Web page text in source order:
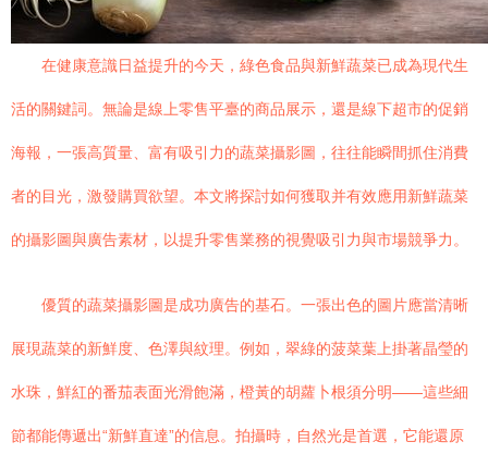
在健康意識日益提升的今天，綠色食品與新鮮蔬菜已成為現代生
活的關鍵詞。無論是線上零售平臺的商品展示，還是線下超市的促銷
海報，一張高質量、富有吸引力的蔬菜攝影圖，往往能瞬間抓住消費
者的目光，激發購買欲望。本文將探討如何獲取并有效應用新鮮蔬菜
的攝影圖與廣告素材，以提升零售業務的視覺吸引力與市場競爭力。
優質的蔬菜攝影圖是成功廣告的基石。一張出色的圖片應當清晰
展現蔬菜的新鮮度、色澤與紋理。例如，翠綠的菠菜葉上掛著晶瑩的
水珠，鮮紅的番茄表面光滑飽滿，橙黃的胡蘿卜根須分明——這些細
節都能傳遞出“新鮮直達”的信息。拍攝時，自然光是首選，它能還原